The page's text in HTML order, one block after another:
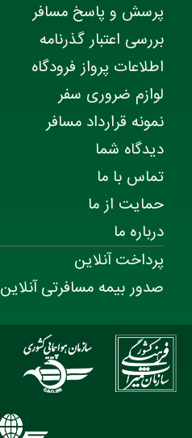
پرسش و پاسخ مسافر
بررسی اعتبار گذرنامه
اطلاعات پرواز فرودگاه
لوازم ضروری سفر
نمونه قرارداد مسافر
دیدگاه شما
تماس با ما
حمایت از ما
درباره ما
پرداخت آنلاین
صدور بیمه مسافرتی آنلاین